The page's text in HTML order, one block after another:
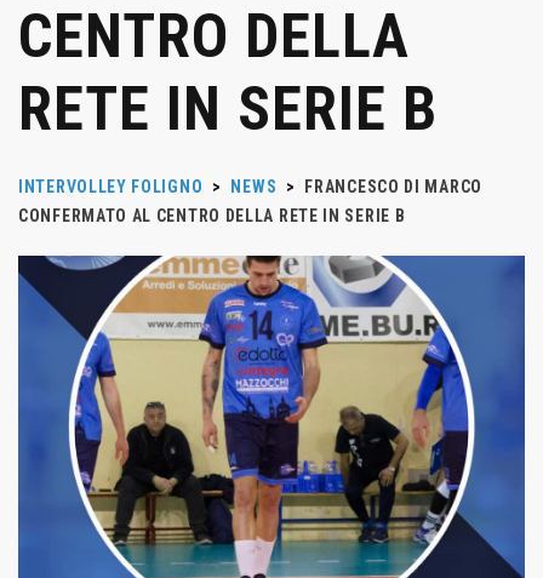
CENTRO DELLA
RETE IN SERIE B
INTERVOLLEY FOLIGNO > NEWS >
FRANCESCO DI MARCO
CONFERMATO AL CENTRO DELLA RETE IN SERIE B